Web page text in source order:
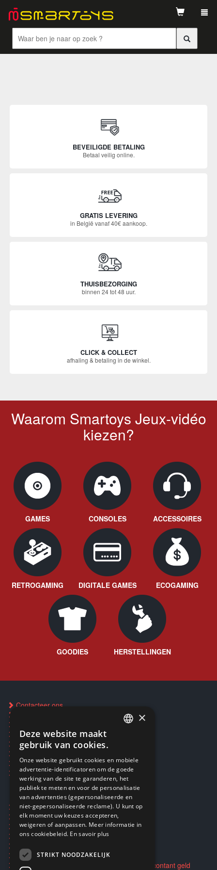
BEVEILIGDE BETALING
Betaal veilig online.
GRATIS LEVERING
in België vanaf 40€ aankoop.
THUISBEZORGING
binnen 24 tot 48 uur.
CLICK & COLLECT
afhaling & betaling in de winkel.
Waarom Smartoys Jeux-vidéo
kiezen?
GAMES CONSOLES ACCESSOIRES
RETROGAMING DIGITALE GAMES ECOGAMING
GOODIES HERSTELLINGEN
Contacteer ons
Inkoop Pokémon-kaarten
Reservering via SMS
Reparaties & After-sales
Smartpunten
Ecogaming
Verzending en retouren
Privacybeleid
Algemene voorwaarden
Opkopen en doorverkopen van spellen voor contant geld
DUTCH
ENGLISH
×
Deze website maakt
gebruik van cookies.
Onze website gebruikt cookies en mobiele
advertentie-identificatoren om de goede
werking van de site te garanderen, het
publiek te meten en voor de personalisatie
van advertenties (gepersonaliseerde en
niet-gepersonaliseerde reclame). U kunt op
elk moment uw keuzes accepteren,
weigeren of aanpassen. Meer informatie in
ons cookiebeleid. En savoir plus
STRIKT NOODZAKELIJK